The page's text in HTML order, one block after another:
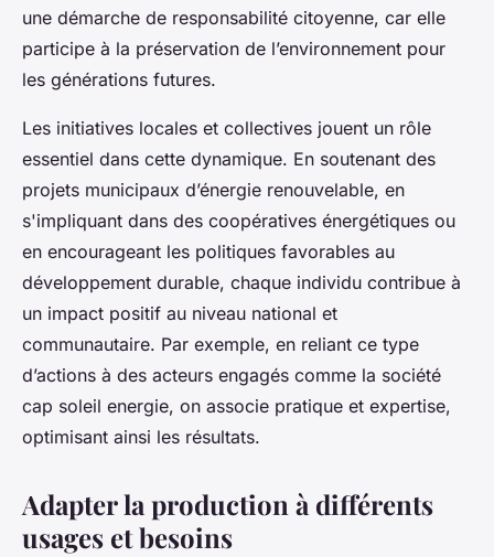
une démarche de responsabilité citoyenne, car elle
participe à la préservation de l’environnement pour
les générations futures.
Les initiatives locales et collectives jouent un rôle
essentiel dans cette dynamique. En soutenant des
projets municipaux d’énergie renouvelable, en
s'impliquant dans des coopératives énergétiques ou
en encourageant les politiques favorables au
développement durable, chaque individu contribue à
un impact positif au niveau national et
communautaire. Par exemple, en reliant ce type
d’actions à des acteurs engagés comme la société
cap soleil energie, on associe pratique et expertise,
optimisant ainsi les résultats.
Adapter la production à différents
usages et besoins